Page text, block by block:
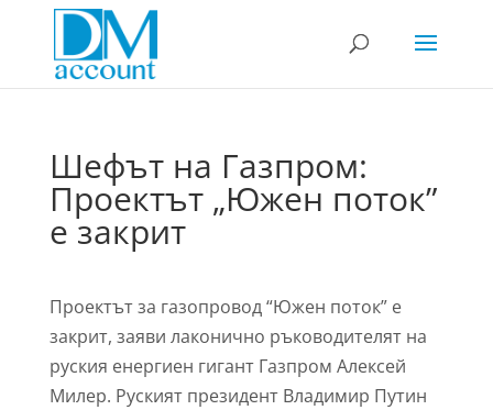
Шефът на Газпром:
Проектът „Южен поток”
е закрит
Проектът за газопровод “Южен поток” е
закрит, заяви лаконично ръководителят на
руския енергиен гигант Газпром Алексей
Милер. Руският президент Владимир Путин